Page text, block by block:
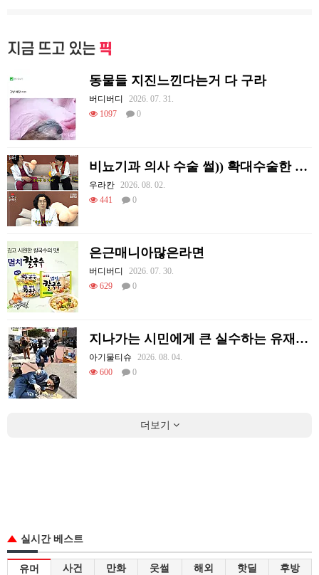
지금 뜨고 있는 픽
동물들 지진느낀다는거 다 구라
버디버디
2026. 07. 31.
1097
0
비뇨기과 의사 수술 썰)) 확대수술한 여러 셀럽들
우라칸 2026. 08. 02.
441
0
은근매니아많은라면
버디버디
2026. 07. 30.
629
0
지나가는 시민에게 큰 실수하는 유재석.jpg
아기물티슈
2026. 08. 04.
600
0
더보기
실시간 베스트
유머 사건 만화 웃썰 해외 핫딜 후방